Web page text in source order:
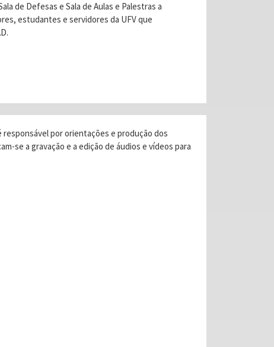
de Defesas e Sala de Aulas e Palestras a
estudantes e servidores da UFV que
por orientações e produção dos
se a gravação e a edição de áudios e vídeos para